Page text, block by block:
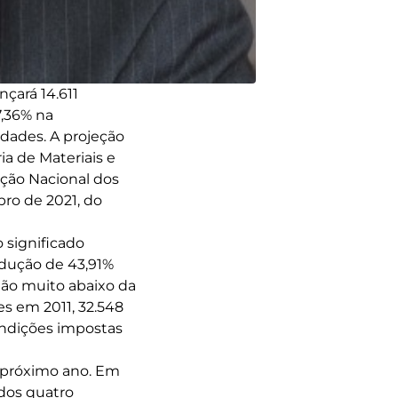
14.611
na
A projeção
de Materiais e
Nacional dos
de 2021, do
significado
de 43,91%
muito abaixo da
em 2011, 32.548
impostas
ano. Em
quatro